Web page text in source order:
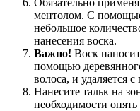
ментолом. С помощью
небольшое
нанесения воска.
Важно! Воск
помощью
волоса, и удаляется
Нанесите тальк на
необходимости опять